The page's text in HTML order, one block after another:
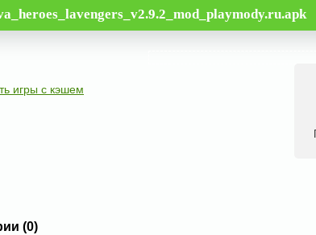
игры с кэшем
(0)